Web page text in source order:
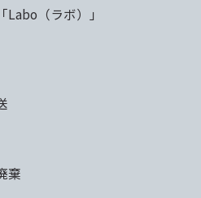
（ラボ）」
棄